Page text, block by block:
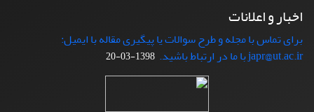
اخبار و اعلانات
برای تماس با مجله و طرح سوالات یا پیگیری مقاله با ایمیل:
japr@ut.ac.ir با ما در ارتباط باشید.
1398-03-20